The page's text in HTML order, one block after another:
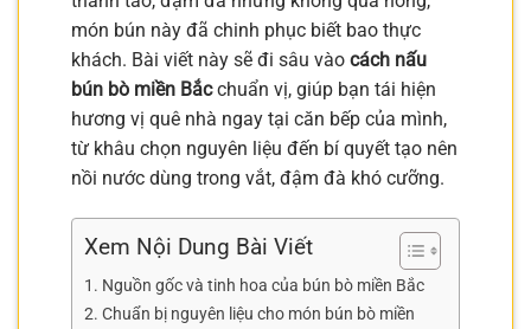
món bún này đã chinh phục biết bao thực
khách. Bài viết này sẽ đi sâu vào cách nấu
bún bò miền Bắcchuẩn vị, giúp bạn tái hiện
hương vị quê nhà ngay tại căn bếp của mình,
từ khâu chọn nguyên liệu đến bí quyết tạo nên
nồi nước dùng trong vắt, đậm đà khó cưỡng.
Xem Nội Dung Bài Viết
Nguồn gốc và tinh hoa của bún bò miền Bắc
Chuẩn bị nguyên liệu cho món bún bò miền